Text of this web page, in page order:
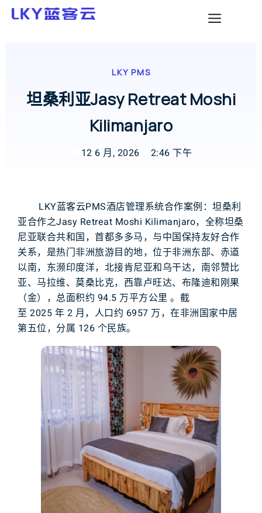
LKY PMS
坦桑利亚Jasy Retreat Moshi
Kilimanjaro
12 6 月, 2026 2:46 下午
LKY蓝客云PMS酒店管理系统合作案例：坦桑利
亚合作之Jasy Retreat Moshi Kilimanjaro，全称坦桑
尼亚联合共和国，首都多多马，与中国保持友好合作
关系，是热门非洲旅游目的地，位于非洲东部、赤道
以南，东濒印度洋，北接肯尼亚和乌干达，南邻赞比
亚、马拉维、莫桑比克，西靠卢旺达、布隆迪和刚果
（金），总面积约 94.5 万平方公里 。截
至 2025 年 2 月，人口约 6957 万，在非洲国家中居
第五位，分属 126 个民族。